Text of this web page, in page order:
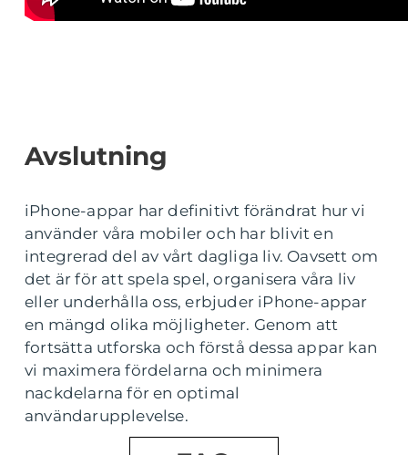
Avslutning
iPhone-appar har definitivt förändrat hur vi
använder våra mobiler och har blivit en
integrerad del av vårt dagliga liv. Oavsett om
det är för att spela spel, organisera våra liv
eller underhålla oss, erbjuder iPhone-appar
en mängd olika möjligheter. Genom att
fortsätta utforska och förstå dessa appar kan
vi maximera fördelarna och minimera
nackdelarna för en optimal
användarupplevelse.